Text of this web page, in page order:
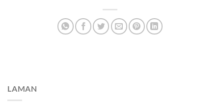
LAMAN